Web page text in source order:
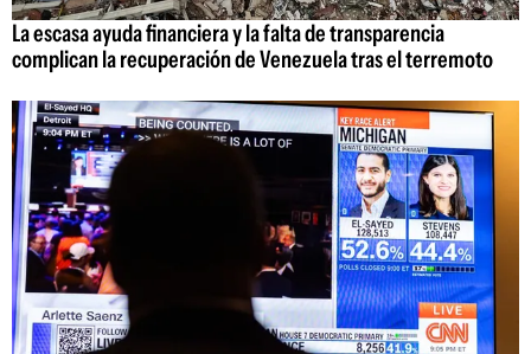
La escasa ayuda financiera y la falta de transparencia
complican la recuperación de Venezuela tras el terremoto